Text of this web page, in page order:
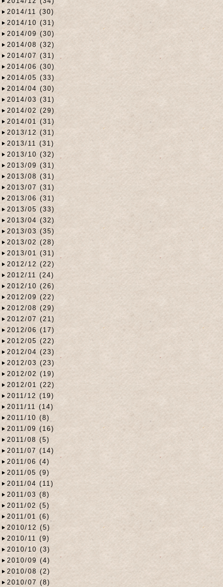
2014/11 (30)
2014/10 (31)
2014/09 (30)
2014/08 (32)
2014/07 (31)
2014/06 (30)
2014/05 (33)
2014/04 (30)
2014/03 (31)
2014/02 (29)
2014/01 (31)
2013/12 (31)
2013/11 (31)
2013/10 (32)
2013/09 (31)
2013/08 (31)
2013/07 (31)
2013/06 (31)
2013/05 (33)
2013/04 (32)
2013/03 (35)
2013/02 (28)
2013/01 (31)
2012/12 (22)
2012/11 (24)
2012/10 (26)
2012/09 (22)
2012/08 (29)
2012/07 (21)
2012/06 (17)
2012/05 (22)
2012/04 (23)
2012/03 (23)
2012/02 (19)
2012/01 (22)
2011/12 (19)
2011/11 (14)
2011/10 (8)
2011/09 (16)
2011/08 (5)
2011/07 (14)
2011/06 (4)
2011/05 (9)
2011/04 (11)
2011/03 (8)
2011/02 (5)
2011/01 (6)
2010/12 (5)
2010/11 (9)
2010/10 (3)
2010/09 (4)
2010/08 (2)
2010/07 (8)